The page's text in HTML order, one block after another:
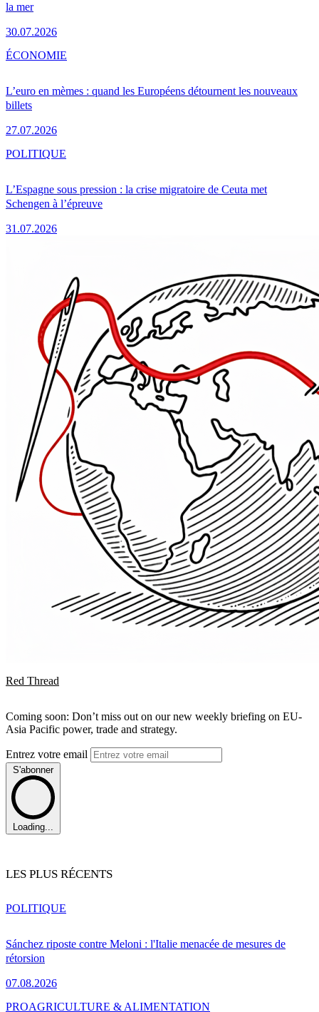
la mer
30.07.2026
L’euro en mèmes : quand les Européens détournent les nouveaux
billets
27.07.2026
ÉCONOMIE
L’Espagne sous pression : la crise migratoire de Ceuta met
Schengen à l’épreuve
31.07.2026
POLITIQUE
Red Thread
Coming soon: Don’t miss out on our new weekly briefing on EU-
Asia Pacific power, trade and strategy.
Entrez votre email
S'abonner
Loading...
LES PLUS RÉCENTS
Sánchez riposte contre Meloni : l'Italie menacée de mesures de
rétorsion
07.08.2026
POLITIQUE
PROAGRICULTURE & ALIMENTATION